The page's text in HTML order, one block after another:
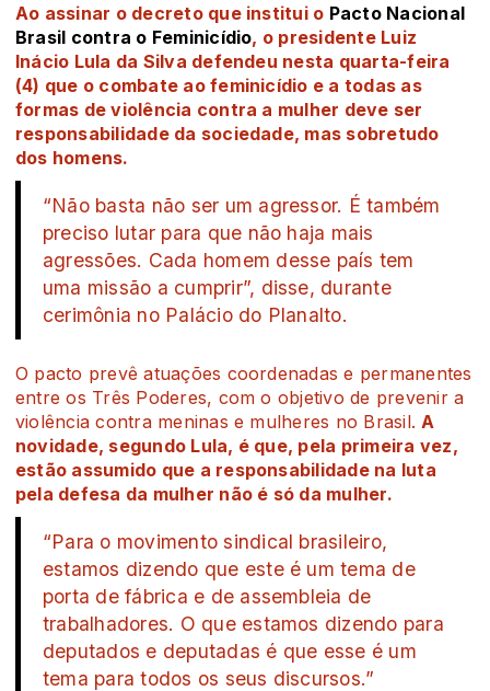
Ao assinar o decreto que institui o Pacto Nacional
Brasil contra o Feminicídio, o presidente Luiz
Inácio Lula da Silva defendeu nesta quarta-feira
(4) que o combate ao feminicídio e a todas as
formas de violência contra a mulher deve ser
responsabilidade da sociedade, mas sobretudo
dos homens.
“Não basta não ser um agressor. É também
preciso lutar para que não haja mais
agressões. Cada homem desse país tem
uma missão a cumprir”, disse, durante
cerimônia no Palácio do Planalto.
O pacto prevê atuações coordenadas e permanentes
entre os Três Poderes, com o objetivo de prevenir a
violência contra meninas e mulheres no Brasil. A
novidade, segundo Lula, é que, pela primeira vez,
estão assumido que a responsabilidade na luta
pela defesa da mulher não é só da mulher.
“Para o movimento sindical brasileiro,
estamos dizendo que este é um tema de
porta de fábrica e de assembleia de
trabalhadores. O que estamos dizendo para
deputados e deputadas é que esse é um
tema para todos os seus discursos.”